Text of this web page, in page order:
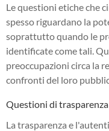
Le questioni etiche che
spesso riguardano la
soprattutto quando le
identificate come tali.
preoccupazioni circa la
confronti del loro
Questioni di
La trasparenza e